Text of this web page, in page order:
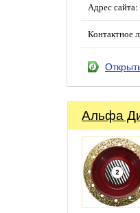
Адрес сайта:
Контактное
Альфа